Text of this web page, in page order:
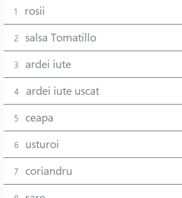
1 rosii
2 salsa Tomatillo
3 ardei iute
4 ardei iute uscat
5 ceapa
6 usturoi
7 coriandru